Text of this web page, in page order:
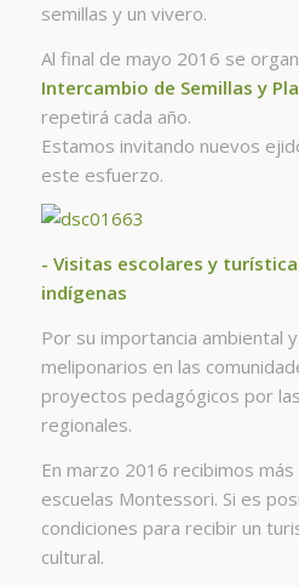
semillas y un vivero.
Al final de mayo 2016 se
Intercambio de Semillas y
repetirá cada año.
Estamos invitando nuevos
este esfuerzo.
- Visitas escolares y
indígenas
Por su importancia ambiental
meliponarios en las
proyectos pedagógicos por
regionales.
En marzo 2016 recibimos
escuelas Montessori. Si es
condiciones para recibir un
cultural.